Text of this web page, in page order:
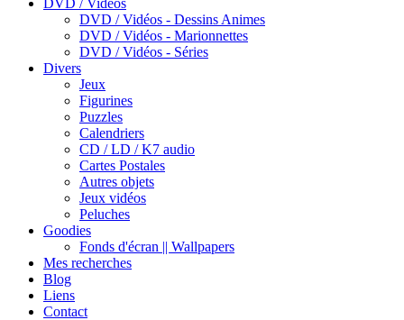
DVD / Vidéos - Dessins Animes
DVD / Vidéos - Marionnettes
DVD / Vidéos - Séries
Divers
Jeux
Figurines
Puzzles
Calendriers
CD / LD / K7 audio
Cartes Postales
Autres objets
Jeux vidéos
Peluches
Goodies
Fonds d'écran || Wallpapers
Mes recherches
Blog
Liens
Contact